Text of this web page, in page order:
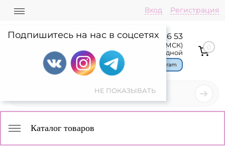
Подпишитесь на нас в соцсетях
Вход Регистрация
8 800 775 36 53
Пн-Пт: 08:00-17:00(МСК)
Сб,Вс: выходной
Чат в Telegram
0
Каталог товаров